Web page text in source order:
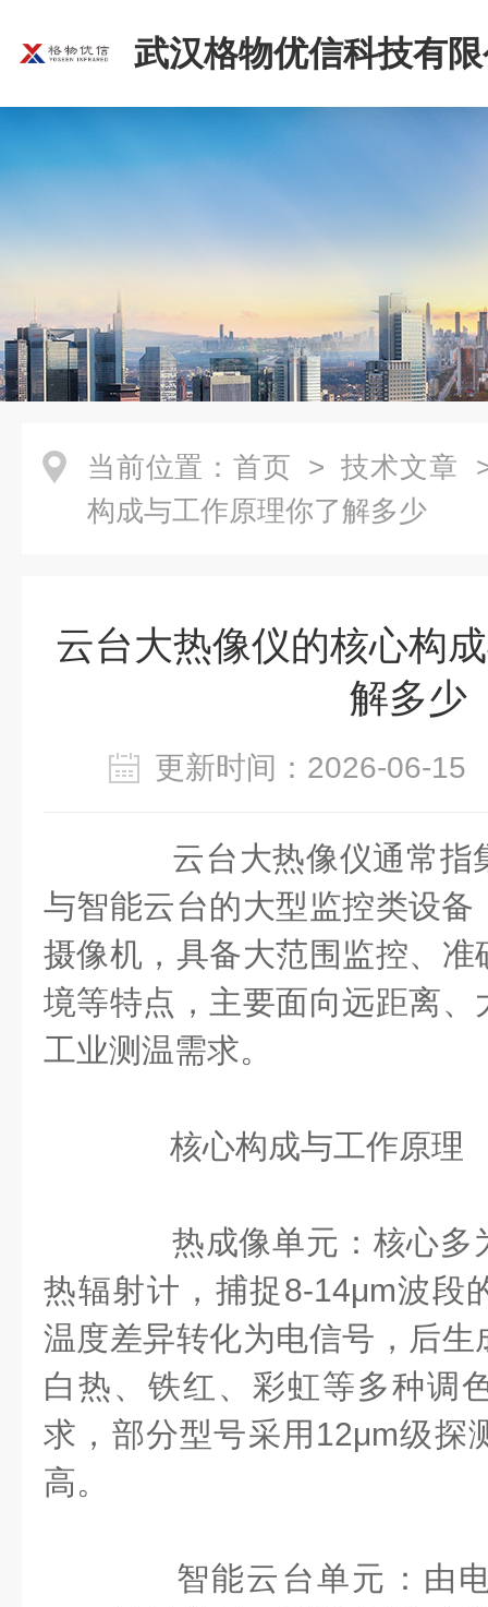
武汉格物优信科技有
当前位置： 首页 > 技术文章
构成与工作原理你了解多少
云台大热像仪的核心构
解多少
更新时间：2026-06-
云台大热像仪通常指
与智能云台的大型监控类设
摄像机，具备大范围监控、
境等特点，主要面向远距离
工业测温需求。
核心构成与工作原理
热成像单元‌：核心多
热辐射计，捕捉8-14μm波段
温度差异转化为电信号，后
白热、铁红、彩虹等多种调
求，部分型号采用12μm级探
高。
智能云台单元‌：由电